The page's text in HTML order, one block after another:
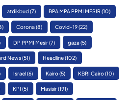
atdikbud(7) BPA MPA PPMI MESIR(10)
Corona(8) Covid-19(22)
DP PPMI Mesir(7) gaza(5)
News(51) Headline(102)
Israel(6) Kairo(5) KBRI Cairo(10)
KPI (5) Masisir(191)